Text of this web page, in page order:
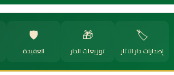
🏷️
إصدارات دار الآثار
🎁
توزيعات الدار
🛡️
العقيدة